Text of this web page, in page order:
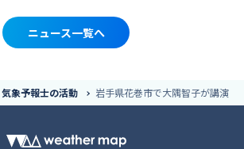
ニュース一覧へ
気象予報士の活動 岩手県花巻市で大隅智子が講演